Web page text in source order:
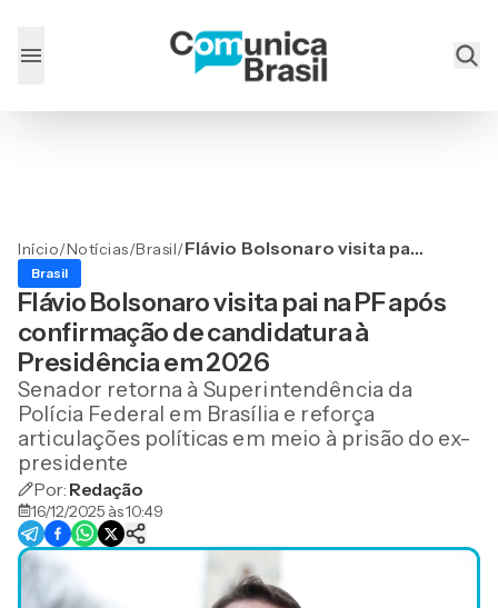
Início/Notícias/Brasil/Flávio Bolsonaro visita pai
candidatura à Presidência
em 2026
Brasil
Flávio Bolsonaro visita pai na PF após
confirmação de candidatura à
Presidência em 2026
Senador retorna à Superintendência da
Polícia Federal em Brasília e reforça
articulações políticas em meio à prisão do ex-
presidente
Por: Redação
16/12/2025 às 10:49